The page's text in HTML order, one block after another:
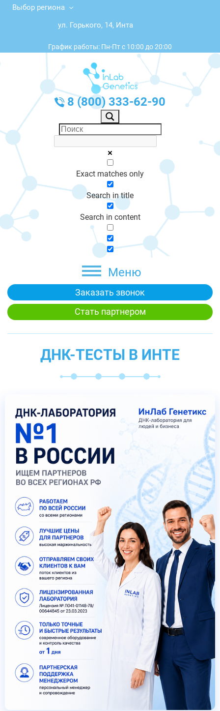
Выбор региона
ул. Горького, 14, Инта
График работы: Пн-Пт с 10:00 до 20:00
8 (800) 333-62-90
Exact matches only
Search in title
Search in content
Меню
Заказать звонок
Стать партнером
ДНК-ТЕСТЫ В ИНТЕ